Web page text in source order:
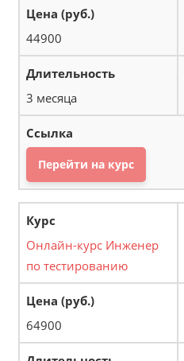
44900
3 месяца
Перейти на курс
Онлайн-курс Инженер
по тестированию
64900